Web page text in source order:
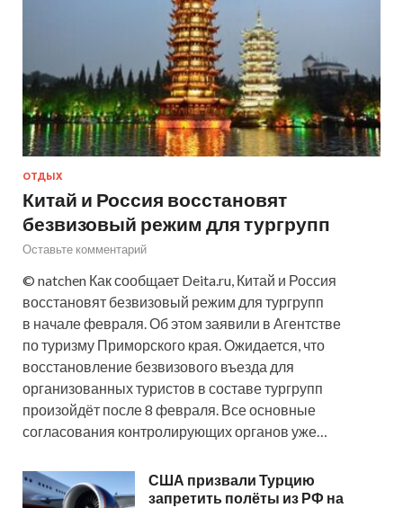
ОТДЫХ
Китай и Россия восстановят
безвизовый режим для тургрупп
Оставьте комментарий
© natchen Как сообщает Deita.ru, Китай и Россия
восстановят безвизовый режим для тургрупп
в начале февраля. Об этом заявили в Агентстве
по туризму Приморского края. Ожидается, что
восстановление безвизового въезда для
организованных туристов в составе тургрупп
произойдёт после 8 февраля. Все основные
согласования контролирующих органов уже…
США призвали Турцию
запретить полёты из РФ на